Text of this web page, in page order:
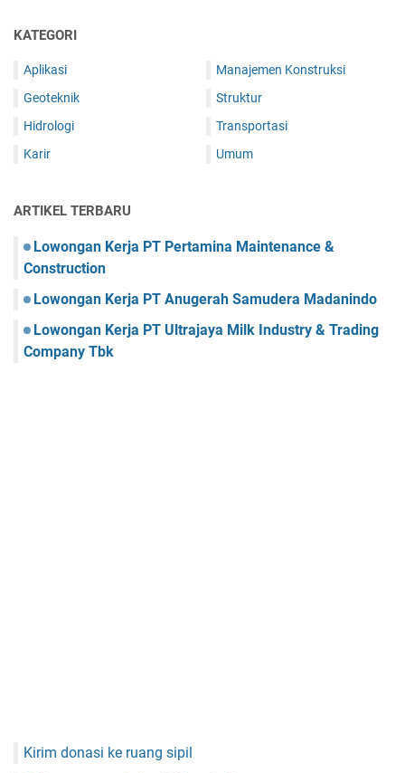
KATEGORI
Aplikasi
Geoteknik
Hidrologi
Karir
Manajemen Konstruksi
Struktur
Transportasi
Umum
ARTIKEL TERBARU
Lowongan Kerja PT Pertamina Maintenance &
Construction
Lowongan Kerja PT Anugerah Samudera Madanindo
Lowongan Kerja PT Ultrajaya Milk Industry & Trading
Company Tbk
Kirim donasi ke ruang sipil